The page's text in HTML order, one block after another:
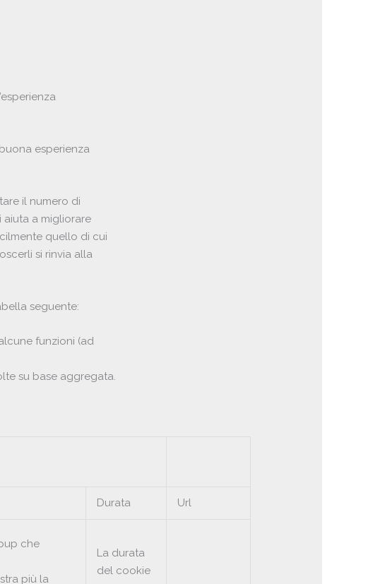
esperienza
il numero di
aiuta a migliorare
quello di cui
si rinvia alla
seguente:
funzioni (ad
su base aggregata.
Durata Url
che
più la
La durata
del cookie